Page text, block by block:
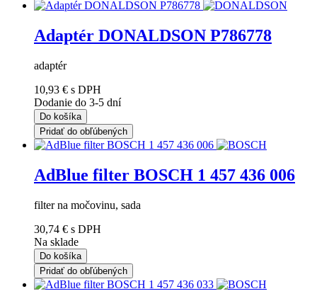
Adaptér DONALDSON P786778
adaptér
10,93 € s DPH
Dodanie do 3-5 dní
Do košíka
Pridať do obľúbených
AdBlue filter BOSCH 1 457 436 006
filter na močovinu, sada
30,74 € s DPH
Na sklade
Do košíka
Pridať do obľúbených